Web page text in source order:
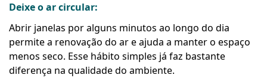
Deixe o ar circular:
Abrir janelas por alguns minutos ao longo do dia
permite a renovação do ar e ajuda a manter o espaço
menos seco. Esse hábito simples já faz bastante
diferença na qualidade do ambiente.